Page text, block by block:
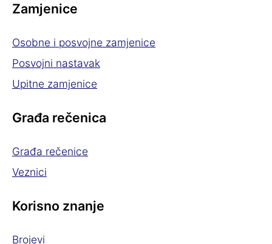
Zamjenice
Osobne i posvojne zamjenice
Posvojni nastavak
Upitne zamjenice
Građa rečenica
Građa rečenice
Veznici
Korisno znanje
Brojevi